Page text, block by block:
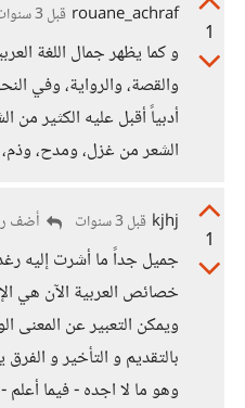
1
rouane_achraf قبل 3 سنوات
و كما يظهر جمال اللغة
والقصة، والرواية، وفي
أدبياً أقبل عليه الكثير من
الشعر من غزل، ومدح، وذم،
1
kjhj قبل 3 سنوات أضف
جميل جداً ما أشرت إليه
خصائص العربية الآن هي
ويمكن التعبير عن المعنى
بالتقديم و التأخير و
وهو ما لا اجده - فيما